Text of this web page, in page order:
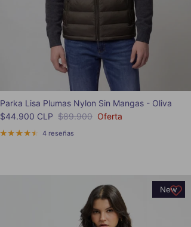
Parka Lisa Plumas Nylon Sin Mangas - Oliva
Precio de venta
$44.900 CLP Precio normal
$89.900 Oferta
4 reseñas
New